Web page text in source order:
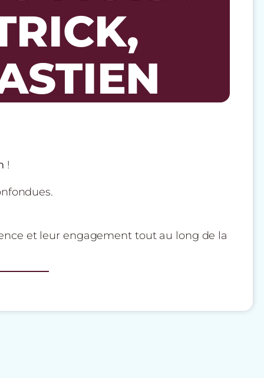
!
et leur engagement tout au long de la